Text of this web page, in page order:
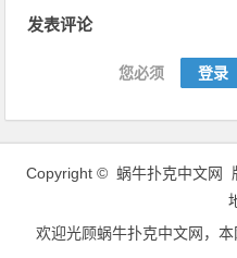
发表评论
您必须 登录
Copyright © 蜗牛扑克中文网
欢迎光顾蜗牛扑克中文网 ，